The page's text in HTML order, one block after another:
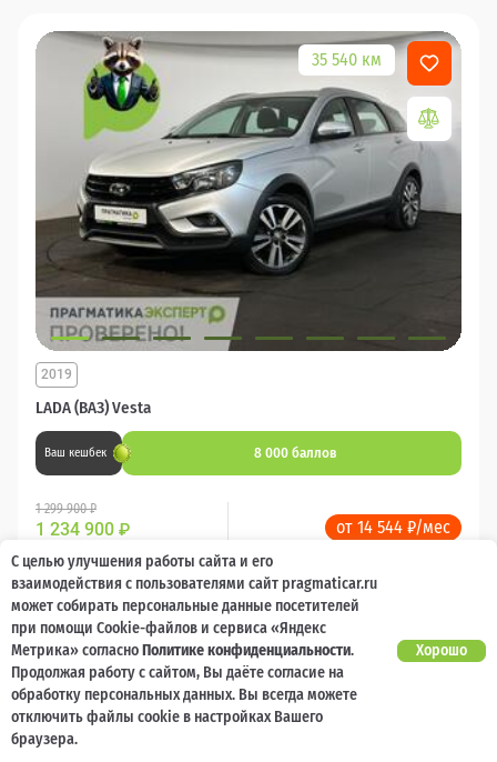
35 540 км
LADA (ВАЗ) Vesta
2019
Ваш кешбек 8 000 баллов
1 299 900 ₽
1 234 900 ₽ от 14 544 ₽/мес
Бензин Механика
Сравнить
Подробнее
С целью улучшения работы сайта и его
взаимодействия с пользователями сайт pragmaticar.ru
может собирать персональные данные посетителей
при помощи Cookie-файлов и сервиса «Яндекс
Метрика» согласноПолитике конфиденциальности.
Продолжая работу с сайтом, Вы даёте согласие на
обработку персональных данных. Вы всегда можете
отключить файлы cookie в настройках Вашего
браузера.
Хорошо